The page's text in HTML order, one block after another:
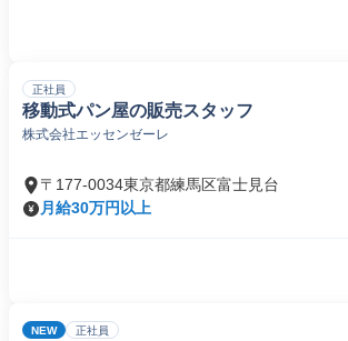
正社員
移動式パン屋の販売スタッフ
株式会社エッセンゼーレ
〒177-0034東京都練馬区富士見台
月給30万円以上
NEW 正社員